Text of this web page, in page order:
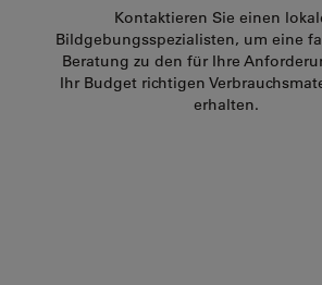
Kontaktieren Sie einen
Bildgebungsspezialisten, um eine
Beratung zu den für Ihre
Ihr Budget richtigen
erhalten.